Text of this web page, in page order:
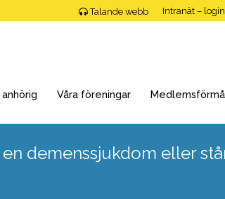
Talande webb Intranät – login
Våra föreningar
demenssjukdom eller